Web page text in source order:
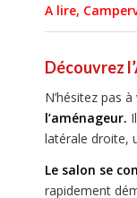
A lire,
Découvrez
N’hésitez pas
l’aménageur.
latérale droite,
Le salon se
rapidement